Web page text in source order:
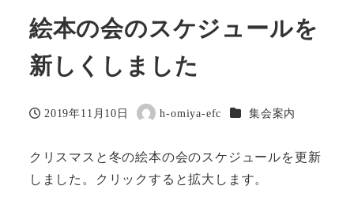
絵本の会のスケジュールを
新しくしました
投稿日
2019年11月10日
著
h-omiya-efc カテゴリー
集会案内
クリスマスと冬の絵本の会のスケジュールを更新
しました。クリックすると拡大します。